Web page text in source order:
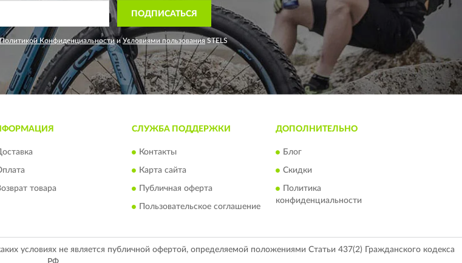
ПОДПИСАТЬСЯ
Политикой Конфиденциальности иУсловиями пользования STELS
товара
СЛУЖБА ПОДДЕРЖКИ
Контакты
Карта сайта
Публичная оферта
Пользовательское соглашение
ДОПОЛНИТЕЛЬНО
Блог
Скидки
Политика
конфиденциальности
условиях не является публичной офертой, определяемой положениями Статьи 437(2) Гражданского кодекса